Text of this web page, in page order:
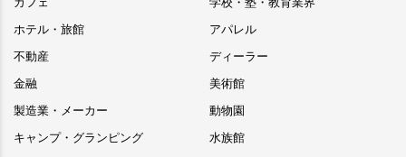
ホテル・旅館
不動産
金融
製造業・メーカー
キャンプ・グランピング
アパレル
ディーラー
美術館
動物園
水族館